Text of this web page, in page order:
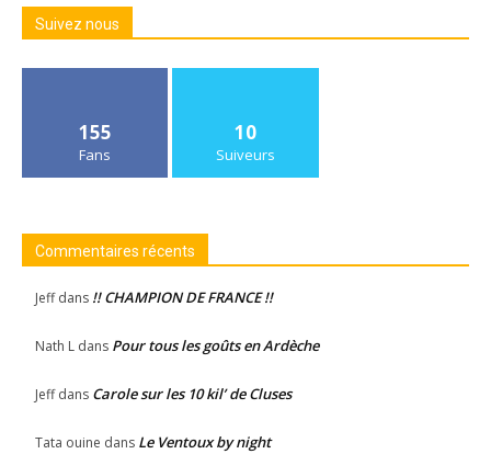
Suivez nous
155
Fans
10
Suiveurs
Commentaires récents
Jeffdans !! CHAMPION DE FRANCE !!
Nath L dans Pour tous les goûts en Ardèche
Jeffdans Carole sur les 10 kil’ de Cluses
Tata ouine dans Le Ventoux by night